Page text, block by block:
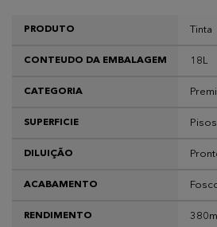
PRODUTO Tinta
CONTEUDO DA EMBALAGEM 18L
CATEGORIA
SUPERFICIE Pisos
DILUIÇÃO
ACABAMENTO
RENDIMENTO